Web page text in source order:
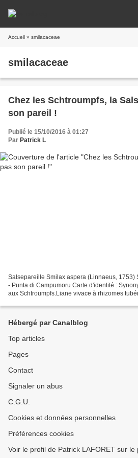
Accueil » smilacaceae
smilacaceae
Chez les Schtroumpfs, la
son pareil !
Publié le 15/10/2016 à 01:27
Par Patrick L
Salsepareille Smilax aspera (Linnaeus, 1753)
- Punta di Campumoru Carte d'identité :
aux Schtroumpfs.Liane vivace à rhizomes
Hébergé par Canalblog
Top articles
Pages
Contact
Signaler un abus
C.G.U.
Cookies et données personnelles
Préférences cookies
Voir le profil de Patrick LAFORET sur le